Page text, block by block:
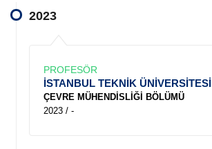
2023
PROFESÖR
İSTANBUL TEKNİK ÜNİVERSİTESİ
ÇEVRE MÜHENDİSLİĞİ BÖLÜMÜ
2023 / -